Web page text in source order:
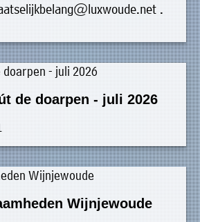
.
de doarpen - juli 2026
Wijnjewoude